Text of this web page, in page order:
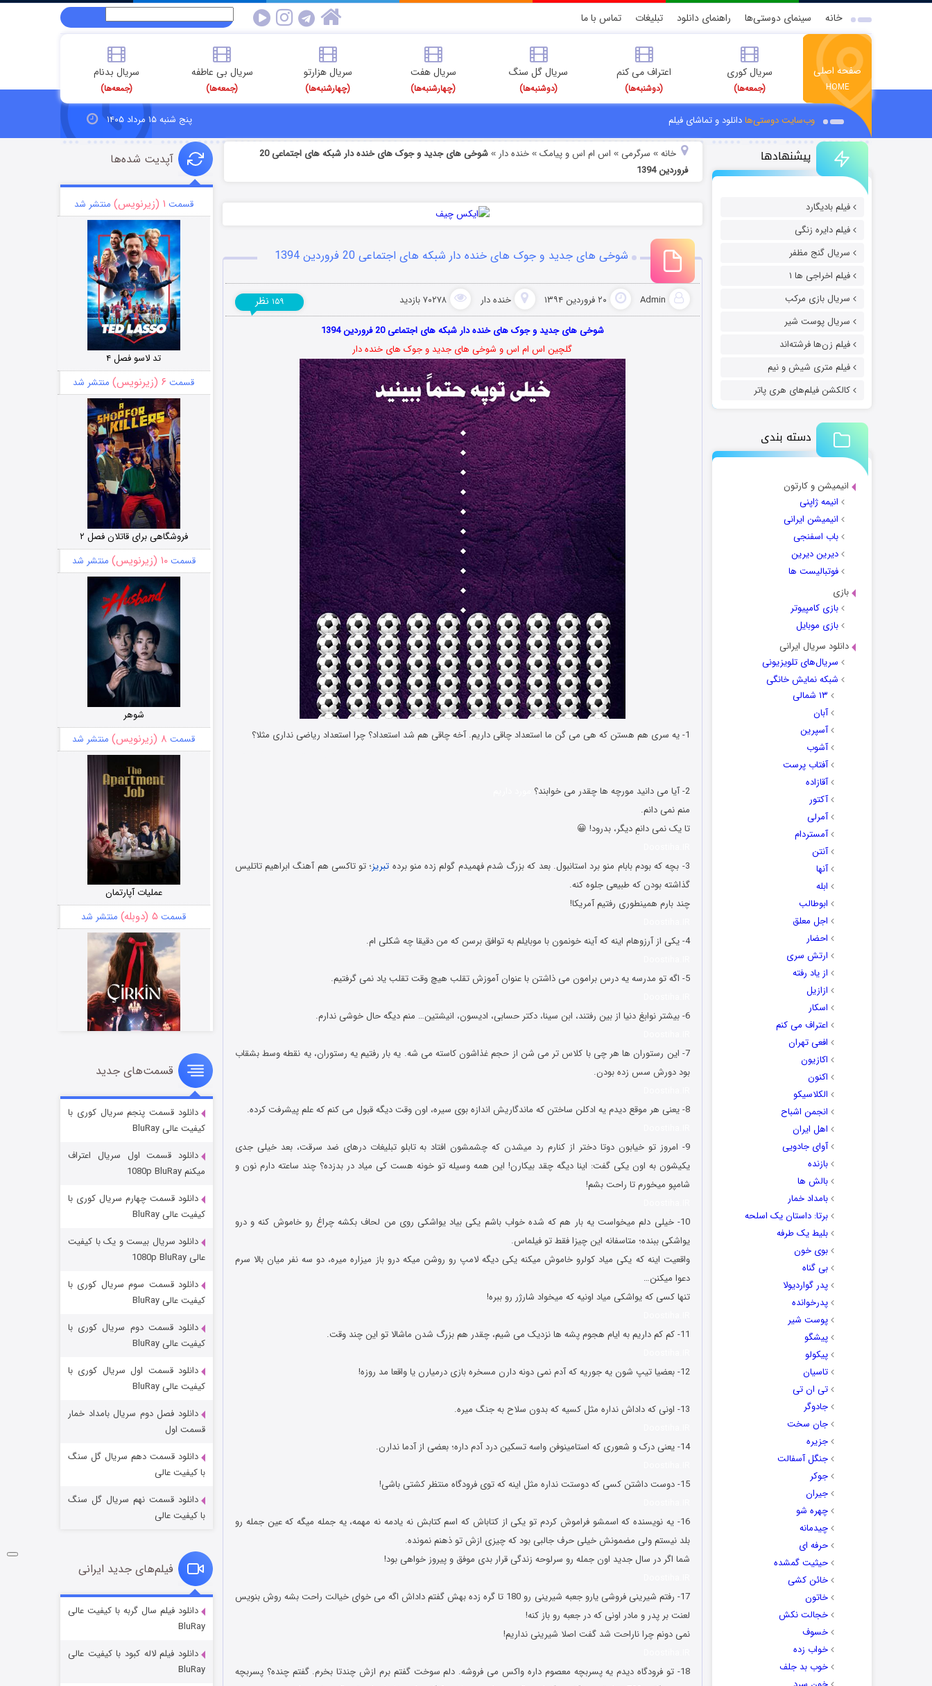
خانه سینمای دوستی‌ها راهنمای دانلود تبلیغات تماس با ما
صفحه اصلی
HOME
سریال کوری
(جمعه‌ها)
اعتراف می کنم
(دوشنبه‌ها)
سریال گل سنگ
(دوشنبه‌ها)
سریال هفت
(چهارشنبه‌ها)
سریال هزارتو
(چهارشنبه‌ها)
سریال بی عاطفه
(جمعه‌ها)
سریال بدنام
(جمعه‌ها)
وب‌سایت دوستی‌هادانلود و تماشای فیلم پنج شنبه ۱۵ مرداد ۱۴۰۵
پیشنهادها
فیلم بادیگارد
فیلم دایره زنگی
سریال گنج مظفر
فیلم اخراجی ها ۱
سریال بازی مرکب
سریال پوست شیر
فیلم زن‌ها فرشته‌اند
فیلم متری شیش و نیم
کالکشن فیلم‌های هری پاتر
دسته بندی
انیمیشن و کارتون
انیمه ژاپنی
انیمیشن ایرانی
باب اسفنجی
دیرین دیرین
فوتبالیست ها
بازی
بازی کامپیوتر
بازی موبایل
دانلود سریال ایرانی
سریال‌های تلویزیونی
شبکه نمایش خانگی
۱۳ شمالی
آبان
آسپرین
آشوب
آفتاب پرست
آقازاده
آکتور
آمرلی
آمستردام
آنتن
آنها
ابله
ابوطالب
اجل معلق
احضار
ارتش سری
از یاد رفته
ازازیل
اسکار
اعتراف می کنم
افعی تهران
اکازیون
اکنون
الکلاسیکو
انجمن اشباح
اهل ایران
آوای جادویی
بازنده
بالش ها
بامداد خمار
برتا: داستان یک اسلحه
بلیط یک‌‌ طرفه
بوی خون
بی گناه
پدر گواردیولا
پدرخوانده
پوست شیر
پیشگو
پیکولو
تاسیان
تی ان تی
جادوگر
جان سخت
جزیره
جنگل آسفالت
جوکر
جیران
چهره شو
چیدمانه
حرفه ای
حیثیت گمشده
خائن کشی
خاتون
خجالت نکش
خسوف
خواب زده
خوب بد جلف
خانه» سرگرمی » اس ام اس و پیامک» خنده دار »
شوخی های جدید و جوک های خنده دار شبکه های اجتماعی 20
فروردین 1394
شوخی های جدید و جوک های خنده دار شبکه های اجتماعی 20 فروردین 1394
Admin ۲۰ فروردین ۱۳۹۴ خنده دار ۷۰۲۷۸ بازدید ۱۵۹ نظر
شوخی های جدید و جوک های خنده دار شبکه های اجتماعی 20 فروردین 1394
گلچین اس ام اس و شوخی های جدید و جوک های خنده دار
1- یه سری هم هستن که هی می گن ما استعداد چاقی داریم. آخه چاقی هم شد استعداد؟ چرا استعداد ریاضی نداری مثلا؟
2- آیا می دانید مورچه ها چقدر می خوابند؟
منم نمی دانم.
تا یک نمی دانمِ دیگر، بدرود! 😀
3- بچه که بودم بابام منو برد استانبول. بعد که بزرگ شدم فهمیدم گولم زده منو برده
تبریز؛ تو تاکسی هم آهنگ ابراهیم تاتلیس
گذاشته بودن که طبیعی جلوه کنه.
چند بارم همینطوری رفتیم آمریکا!
4- یکی از آرزوهام اینه که آینه خونمون با موبایلم به توافق برسن که من دقیقا چه شکلی ام.
5- اگه تو مدرسه یه درس برامون می ذاشتن با عنوان آموزش تقلب هیچ وقت تقلب یاد نمی گرفتیم.
6- بیشتر نوابغ دنیا از بین رفتند، ابن سینا، دکتر حسابی، ادیسون، انیشتین… منم دیگه حال خوشی ندارم.
7- این رستوران ها هر چی با کلاس تر می شن از حجم غذاشون کاسته می شه. یه بار رفتیم یه رستوران، یه نقطه وسط بشقاب
بود دورش سس زده بودن.
8- یعنی هر موقع دیدم یه ادکلن ساختن که ماندگاریش اندازه بوی سیره، اون وقت دیگه قبول می کنم که علم پیشرفت کرده.
9- امروز تو خیابون دوتا دختر از کنارم رد میشدن که چشمشون افتاد به تابلو تبلیغات درهای ضد سرقت، بعد خیلی جدی
یکیشون به اون یکی گفت: اینا دیگه چقد بیکارن! این همه وسیله تو خونه هست کی میاد در بدزده؟ چند ساعته دارم نون و
شامپو میخورم تا راحت بشم!
10- خیلی دلم میخواست یه بار هم که شده خواب باشم یکی بیاد یواشکی روی من لحاف بکشه چراغ رو خاموش کنه و درو
یواشکی ببنده؛ متاسفانه این چیزا فقط تو فیلماس.
واقعیت اینه که یکی میاد کولرو خاموش میکنه یکی دیگه لامپ رو روشن میکه درو باز میزاره میره، دو سه نفر میان بالا سرم
دعوا میکنن…
تنها کسی که یواشکی میاد اونیه که میخواد شارژر رو ببره!
11- کم کم داریم به ایام هجوم پشه ها نزدیک می شیم، چقدر هم بزرگ شدن ماشالا تو این چند وقت.
12- بعضیا تیپ شون یه جوریه که آدم نمی دونه دارن مسخره بازی درمیارن یا واقعا مد روزه!
13- اونی که داداش نداره مثل کسیه که بدون سلاح به جنگ میره.
14- یعنی درک و شعوری که استامینوفن واسه تسکین درد آدم داره؛ بعضی از آدما ندارن.
15- دوست داشتن کسی که دوستت نداره مثل اینه که توی فرودگاه منتظر کشتی باشی!
16- یه نویسنده که اسمشو فراموش کردم تو یکی از کتاباش که اسم کتابش نه یادمه نه مهمه، یه جمله میگه که عین جمله رو
بلد نیستم ولی مضمونش خیلی حرف جالبی بود که چیزی ازش تو ذهنم نمونده.
شما اگر در سال جدید اون جمله رو سرلوحه زندگی قرار بدی موفق و پیروز خواهی بود!
17- رفتم شیرینی فروشی یارو جعبه شیرینی رو 180 تا گره زده بهش گفتم داداش اگه می خوای خیالت راحت بشه روش بنویس
لعنت بر پدر و مادر اونی که در جعبه رو باز کنه!
نمی دونم چرا ناراحت شد گفت اصلا شیرینی نداریم!
18- تو فرودگاه دیدم یه پسربچه معصوم داره واکس می فروشه. دلم سوخت گفتم برم ازش چندتا بخرم. گفتم چنده؟ پسربچه
آپدیت شده‌ها
قسمت ۱ (زیرنویس) منتشر شد
تد لاسو فصل ۴
قسمت ۶ (زیرنویس) منتشر شد
فروشگاهی برای قاتلان فصل ۲
قسمت۱۰ (زیرنویس) منتشر شد
شوهر
قسمت ۸ (زیرنویس) منتشر شد
عملیات آپارتمان
قسمت ۵ (دوبله) منتشر شد
سریال زشت
قسمت۲ (زیرنویس) منتشر شد
مردگان متحرک: شهر مرده ۳
شکست استوارت در نجات جهان
قسمت ۷ (زیرنویس) منتشر شد
شوگر فصل ۲
قسمت
قسمت‌های جدید
دانلود قسمت پنجم سریال کوری با
کیفیت عالی BluRay
دانلود قسمت اول سریال اعتراف
میکنم 1080p BluRay
دانلود قسمت چهارم سریال کوری با
کیفیت عالی BluRay
دانلود سریال بیست و یک با کیفیت
عالی 1080p BluRay
دانلود قسمت سوم سریال کوری با
کیفیت عالی BluRay
دانلود قسمت دوم سریال کوری با
کیفیت عالی BluRay
دانلود قسمت اول سریال کوری با
کیفیت عالی BluRay
دانلود فصل دوم سریال بامداد خمار
قسمت اول
دانلود قسمت دهم سریال گل سنگ
با کیفیت عالی
دانلود قسمت نهم سریال گل سنگ
با کیفیت عالی
فیلم‌های جدید ایرانی
دانلود فیلم سال گربه با کیفیت عالی
BluRay
دانلود فیلم لاله کبود با کیفیت عالی
BluRay